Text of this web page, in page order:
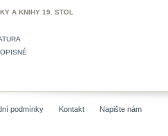
A KNIHY 19. STOL
podmínky Kontakt Napište nám